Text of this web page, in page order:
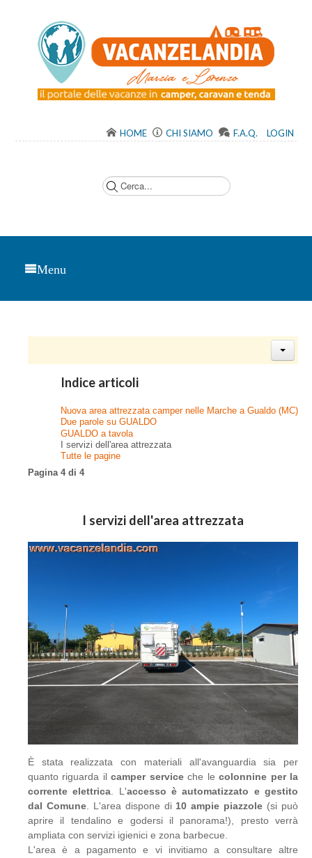
HOME CHI SIAMO F.A.Q. LOGIN
Menu
Indice articoli
Nuova area attrezzata camper nelle Marche a Gualdo (MC)
Due parole su GUALDO
GUALDO a tavola
I servizi dell'area attrezzata
Tutte le pagine
Pagina 4 di 4
I servizi dell'area attrezzata
È stata realizzata con materiali all'avanguardia sia per
quanto riguarda ilcamper serviceche lecolonnine per la
corrente elettrica. L'accesso è automatizzato e gestito
dal Comune. L'area dispone di 10 ampie piazzole (si può
aprire il tendalino e godersi il panorama!), presto verrà
ampliata con servizi igienici e zona barbecue.
L'area è a pagamento e vi invitiamo a consultare altre